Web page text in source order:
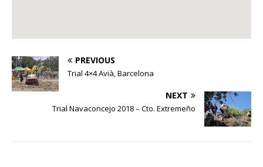
PREVIOUS
Trial 4×4 Avià, Barcelona
NEXT
Trial Navaconcejo 2018 – Cto. Extremeño